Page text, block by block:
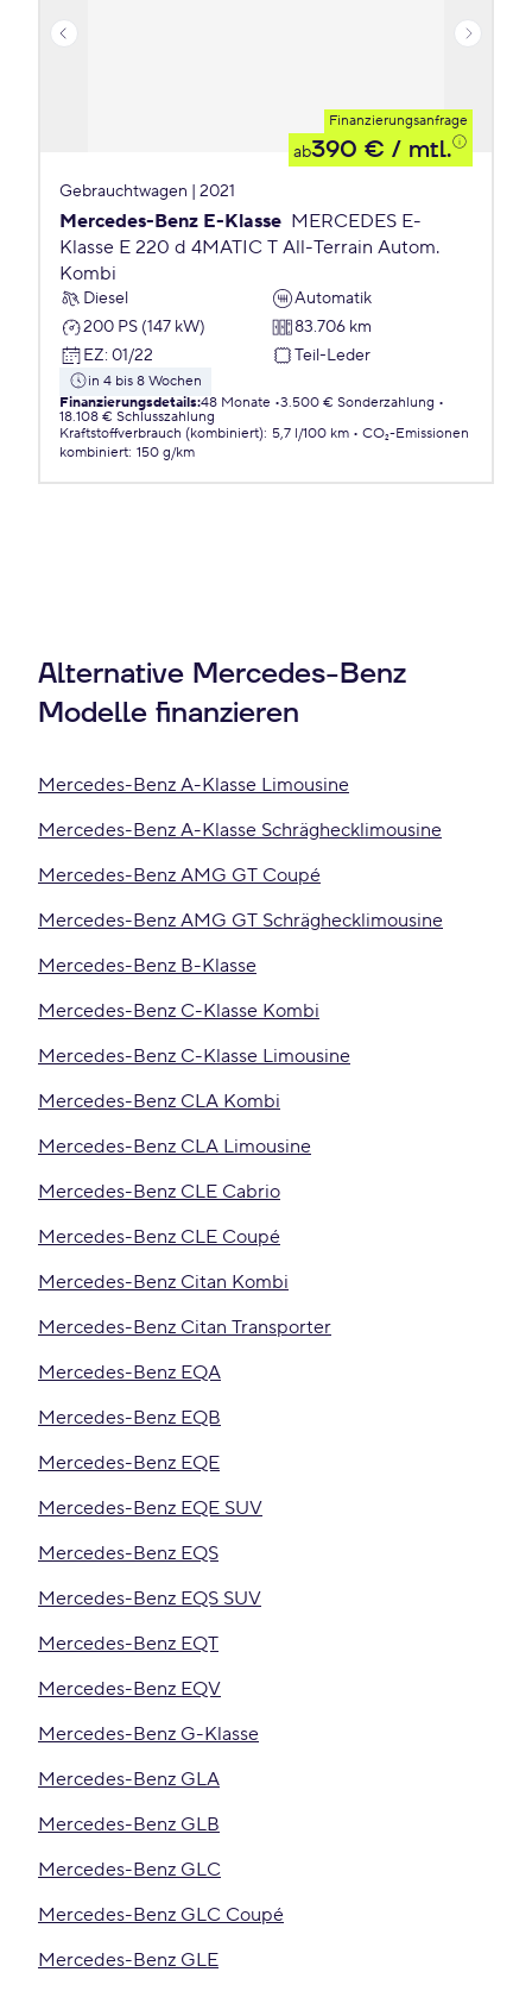
Finanzierungsanfrage
ab390 € / mtl.
Gebrauchtwagen | 2021
Mercedes-Benz E-Klasse MERCEDES E-
Klasse E 220 d 4MATIC T All-Terrain Autom.
Kombi
Diesel
Automatik
200 PS (147 kW)
83.706 km
EZ: 01/22 Teil-Leder
in 4 bis 8 Wochen
Finanzierungsdetails:48 Monate 3.500 € Sonderzahlung
18.108 € Schlusszahlung
Kraftstoffverbrauch (kombiniert): 5,7 l/100 km
CO₂-Emissionen
kombiniert: 150 g/km
Alternative Mercedes-Benz
Modelle finanzieren
Mercedes-Benz A-Klasse Limousine
Mercedes-Benz A-Klasse Schräghecklimousine
Mercedes-Benz AMG GT Coupé
Mercedes-Benz AMG GT Schräghecklimousine
Mercedes-Benz B-Klasse
Mercedes-Benz C-Klasse Kombi
Mercedes-Benz C-Klasse Limousine
Mercedes-Benz CLA Kombi
Mercedes-Benz CLA Limousine
Mercedes-Benz CLE Cabrio
Mercedes-Benz CLE Coupé
Mercedes-Benz Citan Kombi
Mercedes-Benz Citan Transporter
Mercedes-Benz EQA
Mercedes-Benz EQB
Mercedes-Benz EQE
Mercedes-Benz EQE SUV
Mercedes-Benz EQS
Mercedes-Benz EQS SUV
Mercedes-Benz EQT
Mercedes-Benz EQV
Mercedes-Benz G-Klasse
Mercedes-Benz GLA
Mercedes-Benz GLB
Mercedes-Benz GLC
Mercedes-Benz GLC Coupé
Mercedes-Benz GLE